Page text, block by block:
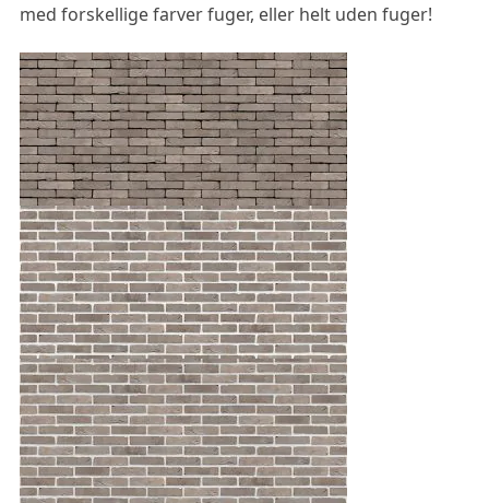
med forskellige farver fuger, eller helt uden fuger!